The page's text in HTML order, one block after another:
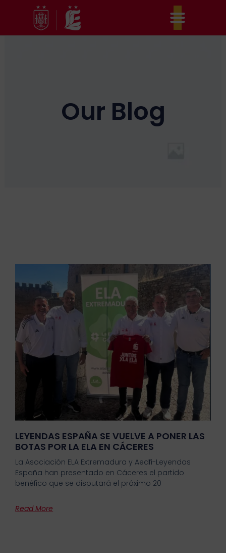
contenido
Our Blog
LEYENDAS ESPAÑA SE VUELVE A PONER LAS
BOTAS POR LA ELA EN CÁCERES
La Asociación ELA Extremadura y Aedfi-Leyendas
España han presentado en Cáceres el partido
benéfico que se disputará el próximo 20
Read More